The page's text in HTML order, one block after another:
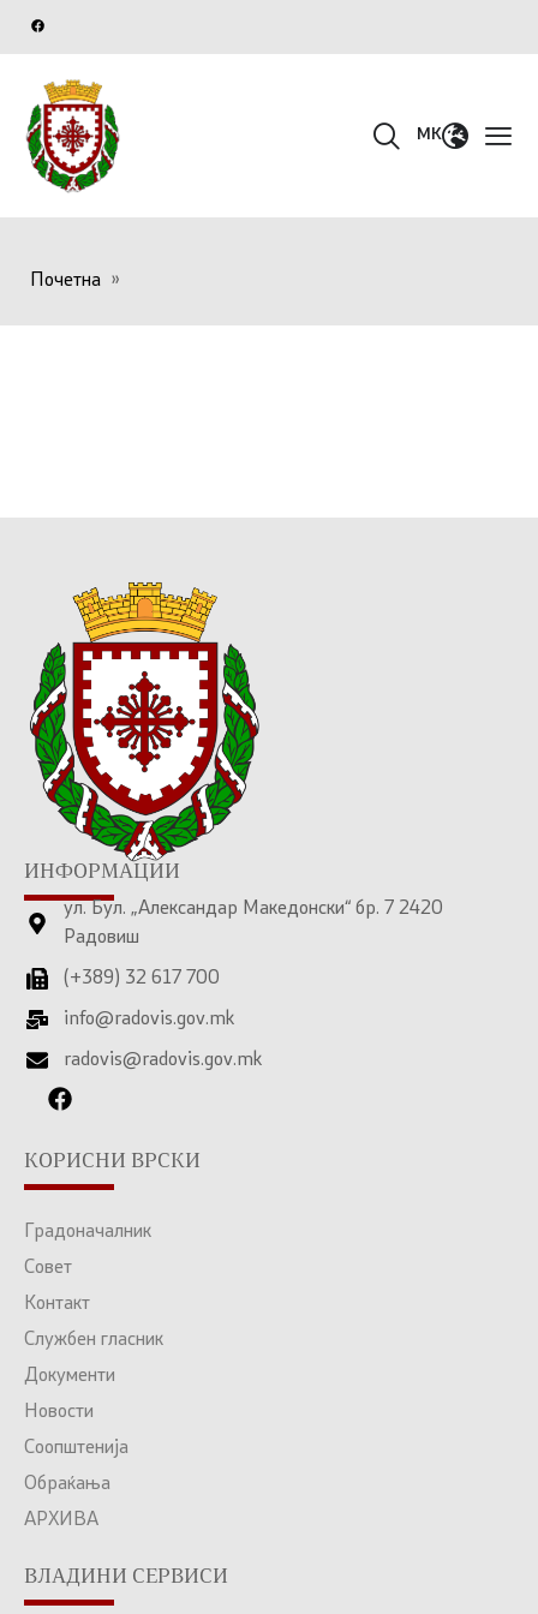
MK
Почетна »
ИНФОРМАЦИИ
ул. Бул. „Александар Македонски“ бр. 7 2420
Радовиш
(+389) 32 617 700
info@radovis.gov.mk
radovis@radovis.gov.mk
КОРИСНИ ВРСКИ
Градоначалник
Совет
Контакт
Службен гласник
Документи
Новости
Соопштенија
Обраќања
АРХИВА
ВЛАДИНИ СЕРВИСИ